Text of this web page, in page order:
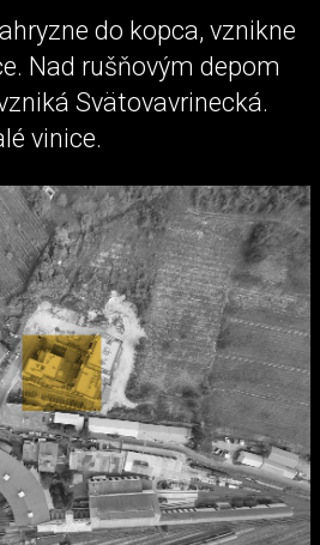
do kopca, vznikne
Nad rušňovým depom
Svätovavrinecká.
vinice.